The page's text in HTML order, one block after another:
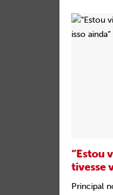
“Estou
tivesse
Principal